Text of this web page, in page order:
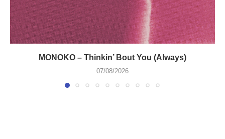
MONOKO – Thinkin’ Bout You (Always)
07/08/2026